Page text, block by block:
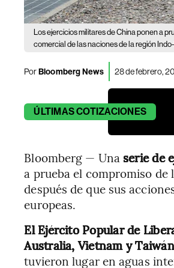
Los ejercicios militares de China ponen a
comercial de las naciones de la región
PorBloomberg News 28 de febrero,
ÚLTIMASCOTIZACIONES
Bloomberg — Una serie de
a prueba el compromiso
después de que sus
europeas.
El Ejército Popular de
Australia, Vietnam y
tuvieron lugar en aguas